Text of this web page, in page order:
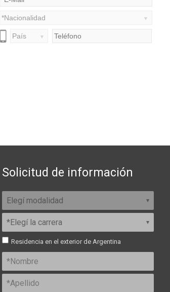
Solicitud de información
Residencia en el exterior de Argentina